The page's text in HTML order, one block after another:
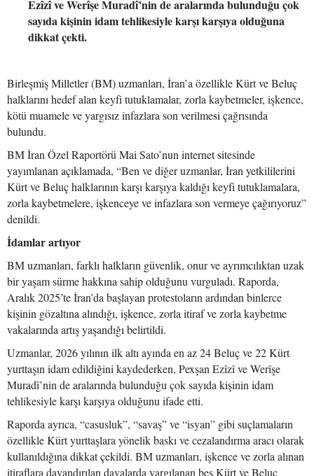
Ezîzî ve Werîşe Muradî’nin de aralarında bulunduğu çok
sayıda kişinin idam tehlikesiyle karşı karşıya olduğuna
dikkat çekti.
Birleşmiş Milletler (BM) uzmanları, İran’a özellikle Kürt ve Beluç
halklarını hedef alan keyfi tutuklamalar, zorla kaybetmeler, işkence,
kötü muamele ve yargısız infazlara son verilmesi çağrısında
bulundu.
BM İran Özel Raportörü Mai Sato’nun internet sitesinde
yayımlanan açıklamada, “Ben ve diğer uzmanlar, İran yetkililerini
Kürt ve Beluç halklarının karşı karşıya kaldığı keyfi tutuklamalara,
zorla kaybetmelere, işkenceye ve infazlara son vermeye çağırıyoruz”
denildi.
İdamlar artıyor
BM uzmanları, farklı halkların güvenlik, onur ve ayrımcılıktan uzak
bir yaşam sürme hakkına sahip olduğunu vurguladı. Raporda,
Aralık 2025’te İran’da başlayan protestoların ardından binlerce
kişinin gözaltına alındığı, işkence, zorla itiraf ve zorla kaybetme
vakalarında artış yaşandığı belirtildi.
Uzmanlar, 2026 yılının ilk altı ayında en az 24 Beluç ve 22 Kürt
yurttaşın idam edildiğini kaydederken, Pexşan Ezîzî ve Werîşe
Muradî’nin de aralarında bulunduğu çok sayıda kişinin idam
tehlikesiyle karşı karşıya olduğunu ifade etti.
Raporda ayrıca, “casusluk”, “savaş” ve “isyan” gibi suçlamaların
özellikle Kürt yurttaşlara yönelik baskı ve cezalandırma aracı olarak
kullanıldığına dikkat çekildi. BM uzmanları, işkence ve zorla alınan
itiraflara dayandırılan davalarda yargılanan beş Kürt ve Beluç